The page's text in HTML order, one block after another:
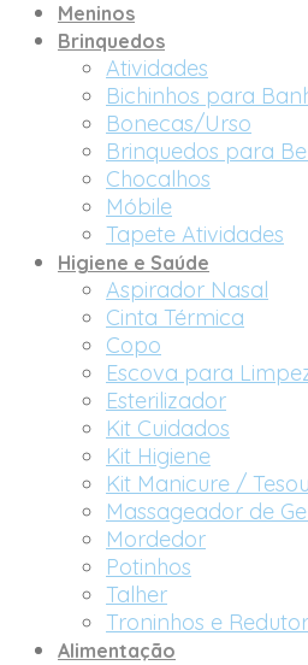
Meninos
Brinquedos
Atividades
Bichinhos para
Bonecas/Urso
Brinquedos para
Chocalhos
Móbile
Tapete Atividades
Higiene e Saúde
Aspirador Nasal
Cinta Térmica
Copo
Escova para
Esterilizador
Kit Cuidados
Kit Higiene
Kit Manicure /
Massageador de
Mordedor
Potinhos
Talher
Troninhos e
Alimentação